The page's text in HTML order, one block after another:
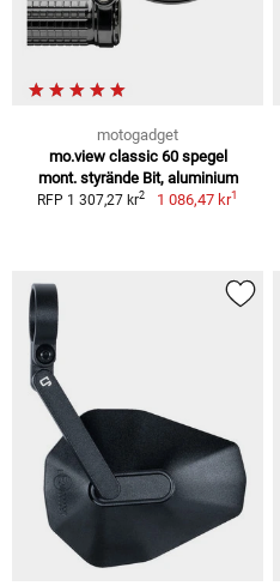
motogadget
mo.view classic 60 spegel
mont. styrände Bit, aluminium
RFP 1 307,27 kr2 1 086,47 kr1